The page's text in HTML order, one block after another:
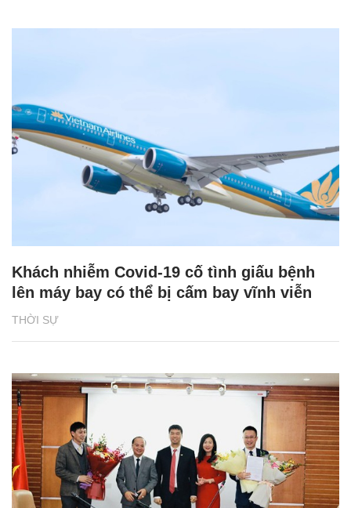
THỜI SỰ
Khách nhiễm Covid-19 cố tình giấu bệnh
lên máy bay có thể bị cấm bay vĩnh viễn